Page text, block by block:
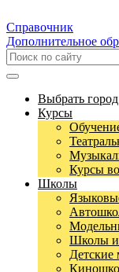
Справочник
Дополнительное
Выбрать город
Курсы
Курсы
Школы
Школы